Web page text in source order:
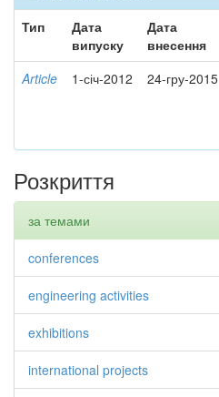
Тип
Дата
випуску
Дата
внесення
Article 1-січ-2012 24-гру-2015
Розкриття
за темами
conferences
engineering activities
exhibitions
international projects